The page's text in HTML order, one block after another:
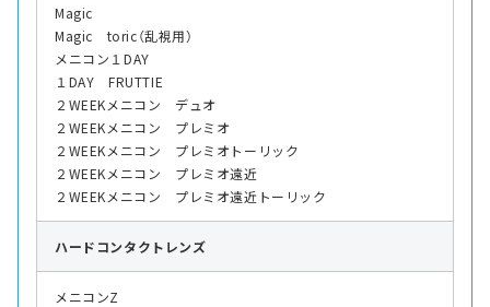
Magic
Magic toric（乱視用）
メニコン１DAY
１DAY FRUTTIE
２WEEKメニコン デュオ
２WEEKメニコン プレミオ
２WEEKメニコン プレミオトーリック
２WEEKメニコン プレミオ遠近
２WEEKメニコン プレミオ遠近トーリック
ハード コンタクトレンズ
メニコンZ